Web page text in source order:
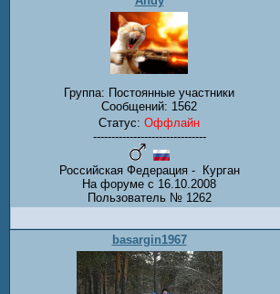
Группа: Постоянные участники
Сообщений: 1562
Статус: Оффлайн
-------------------------------
Российская Федерация - Курган
На форуме с 16.10.2008
Пользователь № 1262
basargin1967